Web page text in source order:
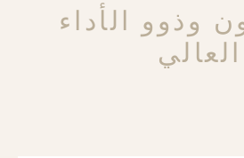
وذوو الأداء
العالي